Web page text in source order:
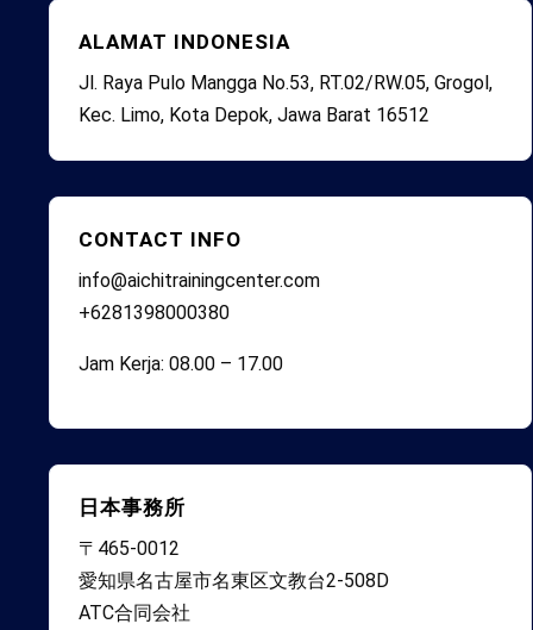
ALAMAT INDONESIA
Jl. Raya Pulo Mangga No.53, RT.02/RW.05, Grogol,
Kec. Limo, Kota Depok, Jawa Barat 16512
CONTACT INFO
info@aichitrainingcenter.com
+6281398000380
Jam Kerja: 08.00 – 17.00
日本事務所
〒465-0012
愛知県名古屋市名東区文教台2-508D
ATC合同会社